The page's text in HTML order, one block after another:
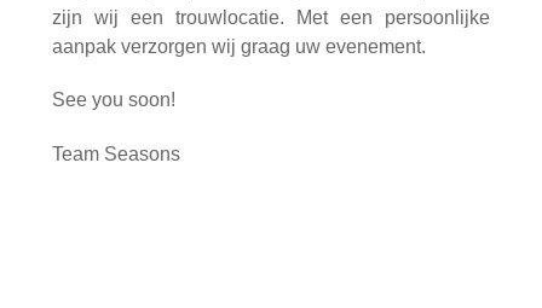
zijn wij een trouwlocatie. Met een persoonlijke
aanpak verzorgen wij graag uw evenement.
See you soon!
Team Seasons